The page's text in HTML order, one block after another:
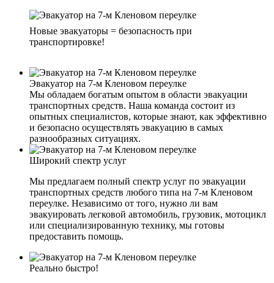
Новые эвакуаторы = безопасность при
транспортировке!
Эвакуатор на 7-м Кленовом переулке
Мы обладаем богатым опытом в области эвакуации
транспортных средств. Наша команда состоит из
опытных специалистов, которые знают, как эффективно
и безопасно осуществлять эвакуацию в самых
разнообразных ситуациях.
Широкий спектр услуг
Мы предлагаем полный спектр услуг по эвакуации
транспортных средств любого типа на 7-м Кленовом
переулке. Независимо от того, нужно ли вам
эвакуировать легковой автомобиль, грузовик, мотоцикл
или специализированную технику, мы готовы
предоставить помощь.
Реально быстро!